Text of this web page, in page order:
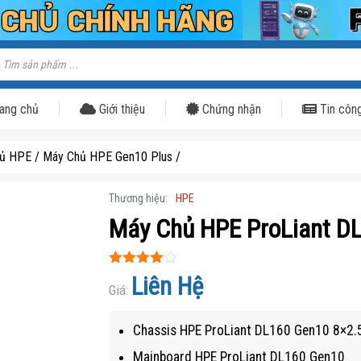
chủ
Giới thiệu Chứng nhận Tin
HPE / Máy Chủ HPE Gen10 Plus /
Thương hiệu: HPE
Máy Chủ HPE ProLiant
Được xếp
hạng4 5
Giá: Liên Hệ
Chassis HPE ProLiant DL160 Gen10
Mainboard HPE ProLiant DL160 Gen10